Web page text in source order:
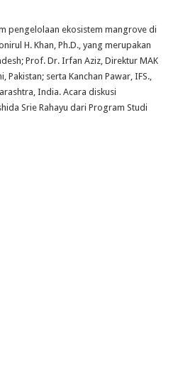
pengelolaan ekosistem mangrove di
H. Khan, Ph.D., yang merupakan
Prof. Dr. Irfan Aziz, Direktur MAK
serta Kanchan Pawar, IFS.,
India. Acara diskusi
Srie Rahayu dari Program Studi